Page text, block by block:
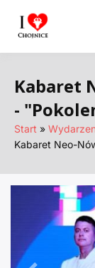
Kabaret
-
Start
Kabaret Neo-